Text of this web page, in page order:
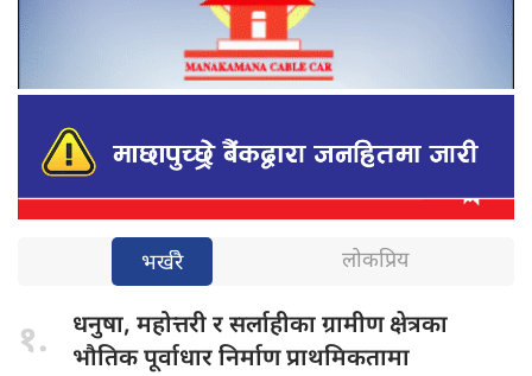
भर्खरै लोकप्रिय
१. धनुषा, महोत्तरीर सर्लाहीका ग्रामीण क्षेत्रका
भौतिक पूर्वाधार निर्माण प्राथमिकतामा